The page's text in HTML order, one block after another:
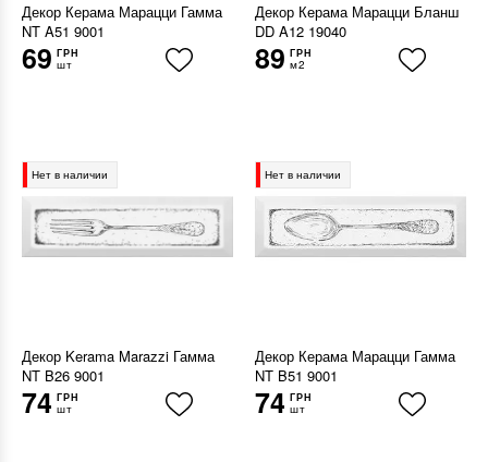
Декор Керама Марацци Гамма
NT A51 9001
69 ГРН
шт
Декор Керама Марацци Бланш
DD A12 19040
89 ГРН
м2
Нет в наличии
Декор Kerama Marazzi Гамма
NT B26 9001
74 ГРН
шт
Нет в наличии
Декор Керама Марацци Гамма
NT B51 9001
74 ГРН
шт